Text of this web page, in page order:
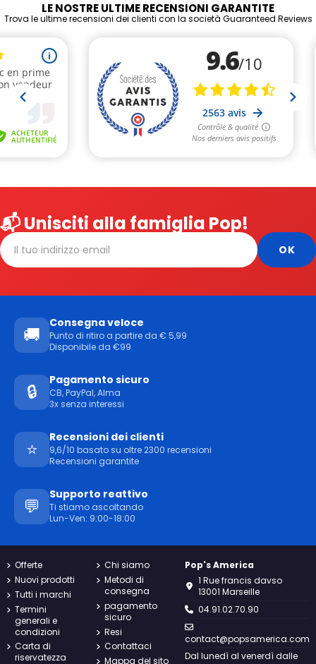
LE NOSTRE ULTIME RECENSIONI GARANTITE
Trova le ultime recensioni dei clienti con la società Guaranteed Reviews
📬 Unisciti alla famiglia Pop!
🚚
Consegna veloce
Punto di ritiro a partire da € 5,99
Disponibile da €99
🔒
Pagamento sicuro
CB, PayPal, Alma
3x senza interessi
⭐
Recensioni dei clienti
9,6/10 basato su oltre 2300 recensioni
Recensioni garantite
💬
Supporto reattivo
Ti stiamo ascoltando
Lun-Ven: 9:00-18:00
Offerte
Nuovi prodotti
Tutti i marchi
Termini
generali e
condizioni
Carta di
riservatezza
Chi siamo
Metodi di
consegna
pagamento
sicuro
Resi
Contattaci
Mappa del sito
Pop's America
1 Rue francis davso
13001 Marseille
04.91.02.70.90
contact@popsamerica.com
Dal lunedì al venerdì dalle